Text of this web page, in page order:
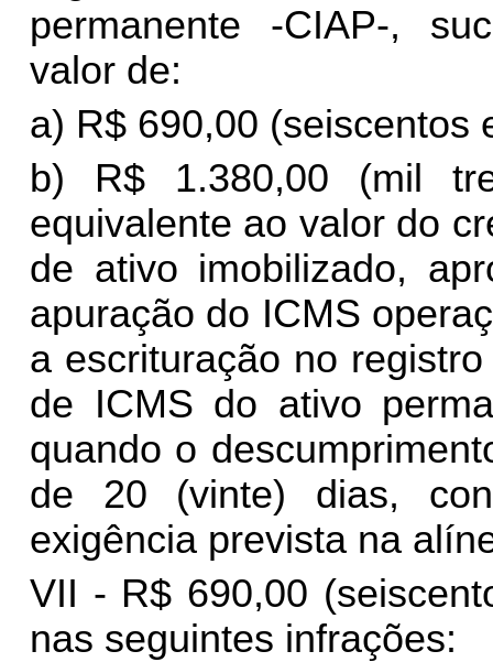
permanente -CIAP-,
valor de:
a) R$ 690,00 (seiscentos
b) R$ 1.380,00 (mil
equivalente ao valor do
de ativo imobilizado,
apuração do ICMS
a escrituração no
de ICMS do ativo
quando o
de 20 (vinte) dias,
exigência prevista na
VII - R$ 690,00
nas seguintes infrações: